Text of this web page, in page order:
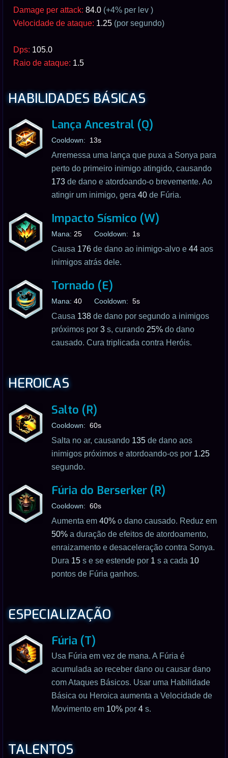
Damage per attack: 84.0 (+4% per lev )
Velocidade de ataque: 1.25 (por segundo)
Dps: 105.0
Raio de ataque: 1.5
HABILIDADES BÁSICAS
Lança Ancestral (Q)
Cooldown: 13s
Arremessa uma lança que puxa a Sonya para
perto do primeiro inimigo atingido, causando
173 de dano e atordoando-o brevemente. Ao
atingir um inimigo, gera 40 de Fúria.
Impacto Sísmico (W)
Mana: 25 Cooldown: 1s
Causa 176 de dano ao inimigo-alvo e 44 aos
inimigos atrás dele.
Tornado (E)
Mana: 40 Cooldown: 5s
Causa 138 de dano por segundo a inimigos
próximos por 3 s, curando 25% do dano
causado. Cura triplicada contra Heróis.
HEROICAS
Salto (R)
Cooldown: 60s
Salta no ar, causando 135 de dano aos
inimigos próximos e atordoando-os por 1.25
segundo.
Fúria do Berserker (R)
Cooldown: 60s
Aumenta em 40% o dano causado. Reduz em
50% a duração de efeitos de atordoamento,
enraizamento e desaceleração contra Sonya.
Dura 15 s e se estende por 1 s a cada 10
pontos de Fúria ganhos.
ESPECIALIZAÇÃO
Fúria (T)
Usa Fúria em vez de mana. A Fúria é
acumulada ao receber dano ou causar dano
com Ataques Básicos. Usar uma Habilidade
Básica ou Heroica aumenta a Velocidade de
Movimento em 10% por 4 s.
TALENTOS